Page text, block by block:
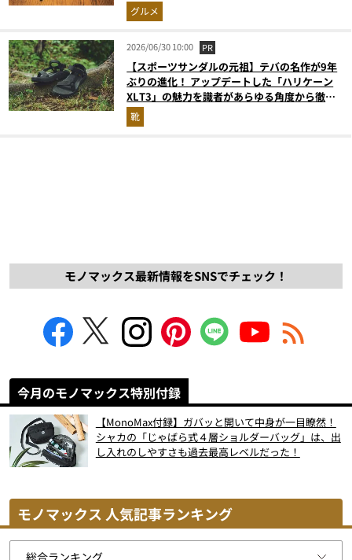
グルメ
2026/06/30 10:00 PR
【スポーツサンダルの元祖】テバの名作が9年
ぶりの進化！ アップデートした「ハリケーン
XLT3」の魅力を識者があらゆる角度から徹底
解説！
靴
モノマックス最新情報をSNSでチェック！
今月のモノマックス特別付録
【MonoMax付録】ガバッと開いて中身が一目瞭然！
シャカの「じゃばら式４層ショルダーバッグ」は、出
し入れのしやすさも過去最高レベルだった！
モノマックス 人気記事ランキング